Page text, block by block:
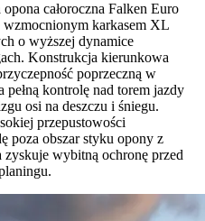
całoroczna Falken Euro
karkasem XL
o wyższej dynamice
Konstrukcja kierunkowa
poprzeczną w
pełną kontrolę nad torem jazdy
osi na deszczu i śniegu.
przepustowości
poza obszar styku opony z
zyskuje wybitną ochronę przed